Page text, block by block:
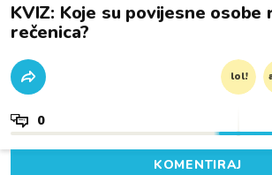
KVIZ: Koje su povijesne
rečenica?
lol!
0
KOMENTIRAJ